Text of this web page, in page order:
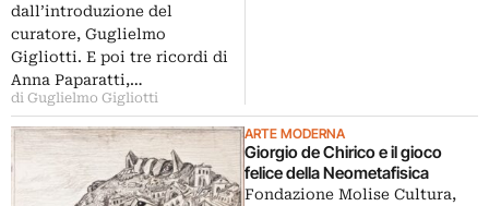
dall’introduzione del
curatore, Guglielmo
Gigliotti. E poi tre ricordi di
Anna Paparatti,…
di Guglielmo Gigliotti
ARTE MODERNA
Giorgio de Chirico e il gioco
felice della Neometafisica
Fondazione Molise Cultura,